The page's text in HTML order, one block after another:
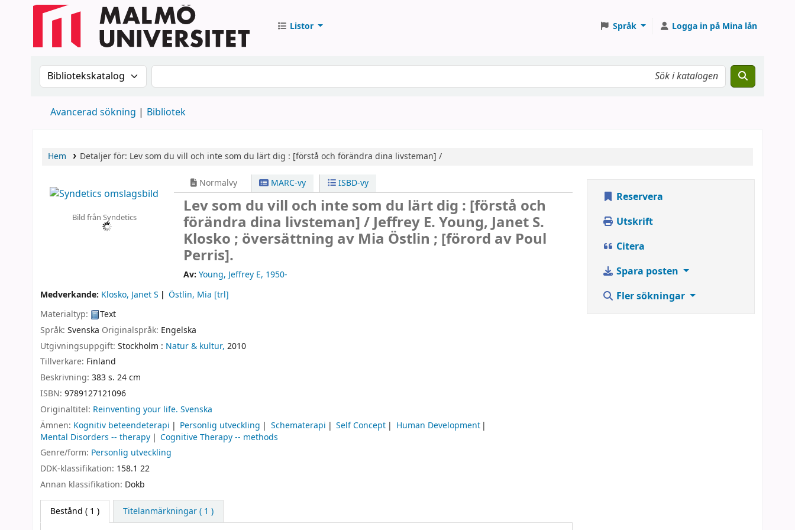
Listor Språk Logga in på Mina lån
Sök i katalogen efter:Sök i katalogen
Avancerad sökning Bibliotek
Hem Detaljer för: Lev som du vill och inte som du lärt dig : [förstå och förändra dina livsteman] /
Bild från Syndetics
Normalvy MARC-vy ISBD-vy
Lev som du vill och inte som du lärt dig : [förstå och
förändra dina livsteman] /Jeffrey E. Young, Janet S.
Klosko ; översättning av Mia Östlin ; [förord av Poul
Perris].
Av: Young, Jeffrey E, 1950-
Medverkande: Klosko, Janet S Östlin, Mia [trl]
Materialtyp:
Text
Språk: Svenska Originalspråk: Engelska
Utgivningsuppgift: Stockholm : Natur & kultur, 2010
Tillverkare: Finland
Beskrivning: 383 s. 24 cm
ISBN: 9789127121096
Originaltitel: Reinventing your life. Svenska
Ämnen: Kognitiv beteendeterapi Personlig utveckling Schematerapi Self Concept
Human Development
Mental Disorders -- therapy
Cognitive Therapy -- methods
Genre/form: Personlig utveckling
DDK-klassifikation: 158.1 22
Annan klassifikation: Dokb
Bestånd ( 1 ) Titelanmärkningar ( 1 )
Reservera
Utskrift
Citera
Spara posten
Fler sökningar